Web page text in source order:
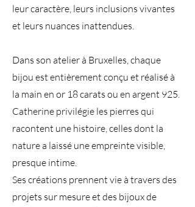
leur caractère, leurs inclusions vivantes
et leurs nuances inattendues.
Dans son atelier à Bruxelles, chaque
bijou est entièrement conçu et réalisé à
la main en or 18 carats ou en argent 925.
Catherine privilégie les pierres qui
racontent une histoire, celles dont la
nature a laissé une empreinte visible,
presque intime.
Ses créations prennent vie à travers des
projets sur mesure et des bijoux de